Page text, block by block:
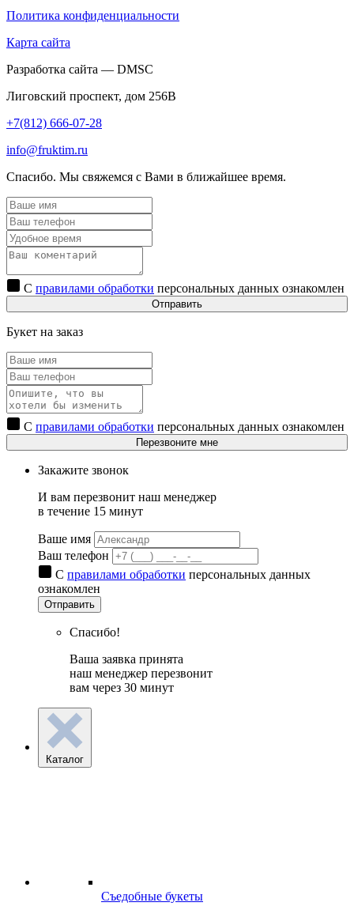
Политика конфиденциальности
Карта сайта
Разработка сайта — DMSC
Лиговский проспект, дом 256В
+7(812) 666-07-28
info@fruktim.ru
Спасибо. Мы свяжемся с Вами в ближайшее время.
С правилами обработки персональных данных ознакомлен
Отправить
Букет на заказ
С правилами обработки персональных данных ознакомлен
Перезвоните мне
Закажите звонок
И вам перезвонит наш менеджер
в течение 15 минут
Ваше имя
Ваш телефон
С правилами обработки персональных данных
ознакомлен
Отправить
Спасибо!
Ваша заявка принята
наш менеджер перезвонит
вам через 30 минут
Каталог
Съедобные букеты